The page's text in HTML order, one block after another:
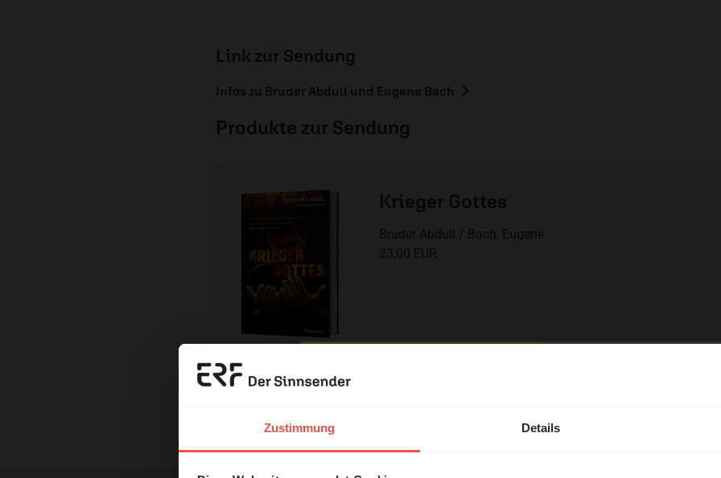
Zustimmung Details
Link zur Sendung
Infos zu Bruder Abdull und Eugene Bach
Produkte zur Sendung
Krieger Gottes
Bruder Abdull / Bach, Eugene
23,00 EUR
Mit einer Bestellung in unserem Shop unterstützen Sie die Arbeit des ERF.
Erzähl mal!
Das erleben unsere Hörerinnen
und Hörer mit Gott ...